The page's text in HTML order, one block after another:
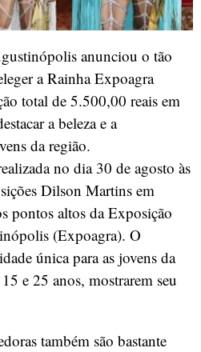
anunciou o tão
a Rainha Expoagra
total de 5.500,00 reais em
a beleza e a
da região.
no dia 30 de agosto às
Dilson Martins em
pontos altos da Exposição
(Expoagra). O
única para as jovens da
e 25 anos, mostrarem seu
também são bastante